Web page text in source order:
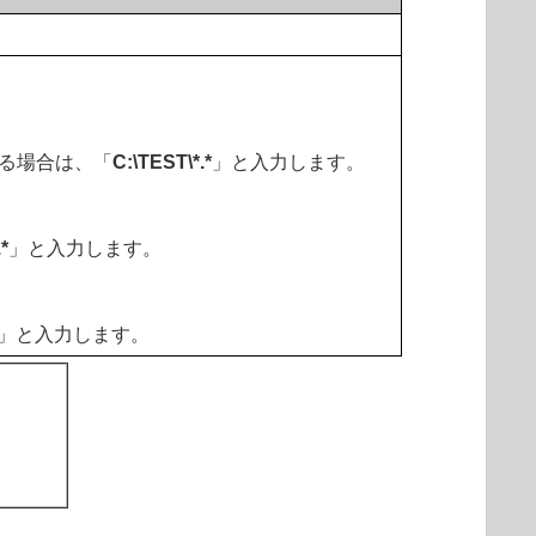
場合は、「 C:\TEST\*.* 」と入力します。
」と入力します。
と入力します。